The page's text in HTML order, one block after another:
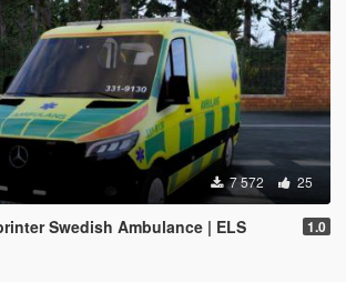
7 572 25
Swedish Ambulance | ELS 1.0